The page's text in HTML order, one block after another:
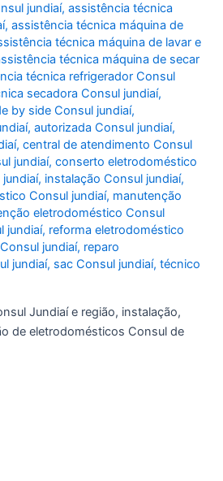
jundiaí,assistência técnica
,assistência técnica máquina de
técnica máquina de lavar e
técnica máquina de secar
técnica refrigerador Consul
secadora Consul jundiaí,
by side Consul jundiaí,
,autorizada Consul jundiaí,
,central de atendimento Consul
jundiaí,conserto eletrodoméstico
jundiaí, instalação Consul jundiaí,
Consul jundiaí, manutenção
eletrodoméstico Consul
jundiaí, reforma eletrodoméstico
jundiaí, reparo
jundiaí, sac Consul jundiaí,técnico
Jundiaí e região, instalação,
de eletrodomésticos Consul de